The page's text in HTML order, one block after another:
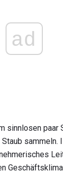
ad
sinnlosen paar
sammeln.